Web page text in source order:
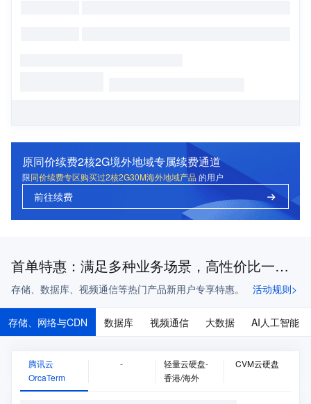
原同价续费2核2G境外地域专属续费通道
限同价续费专区购买过2核2G30M海外地域产品的用户
前往续费
首单特惠：满足多种业务场景，高性价比一站式上云
存储、数据库、视频通信等热门产品新用户专享特惠。 活动规则>
存储、网络与CDN 数据库 视频通信 大数据 AI人工智能
腾讯云
OrcaTerm
-
轻量云硬盘-
香港/海外
CVM云硬盘